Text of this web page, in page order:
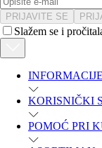
PRIJAVITE SE
Slažem se i
INFORMACIJE
KORISNIČKI
POMOĆ PRI